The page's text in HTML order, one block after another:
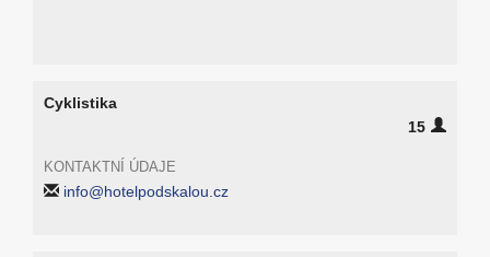
Cyklistika
15
KONTAKTNÍ ÚDAJE
info@hotelpodskalou.cz